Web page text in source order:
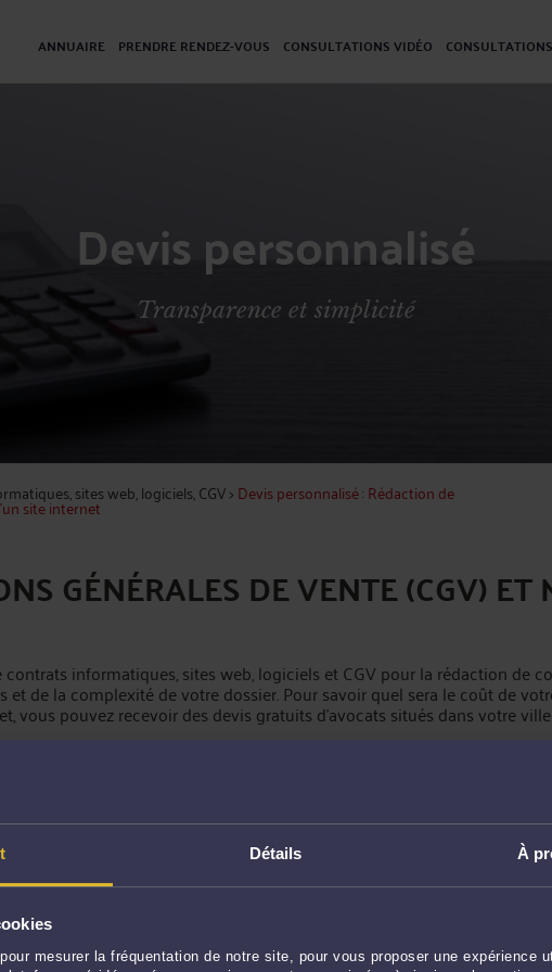
Détails À
mesurer la fréquentation de notre site, pour vous proposer une expérience
ANNUAIRE PRENDRE RENDEZ-VOUS CONSULTATIONS VIDÉO
Devis personnalisé
Transparence et simplicité
sites web, logiciels, CGV> Devis personnalisé : Rédaction de
site internet
GÉNÉRALES DE VENTE (CGV)
informatiques, sites web, logiciels et CGV pour la rédaction de
de la complexité de votre dossier. Pour savoir quel sera le coût de
vous pouvez recevoir des devis gratuits d’avocats situés dans votre
DEMANDER UN DEVIS PERSONNALISÉ